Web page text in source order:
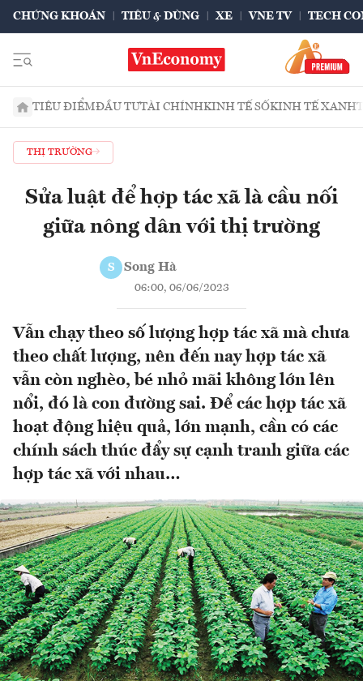
CHỨNG KHOÁN TIÊU & DÙNG XE VNE TV TECH
TIÊU ĐIỂMĐẦU TƯTÀI CHÍNHKINH TẾ SỐKINH TẾ XANH
THỊ TRƯỜNG
Sửa luật để hợp tác xã là cầu nối
giữa nông dân với thị trường
S Song Hà
06:00, 06/06/2023
Vẫn chạy theo số lượng hợp tác xã mà chưa
theo chất lượng, nên đến nay hợp tác xã
vẫn còn nghèo, bé nhỏ mãi không lớn lên
nổi, đó là con đường sai. Để các hợp tác xã
hoạt động hiệu quả, lớn mạnh, cần có các
chính sách thúc đẩy sự cạnh tranh giữa các
hợp tác xã với nhau…